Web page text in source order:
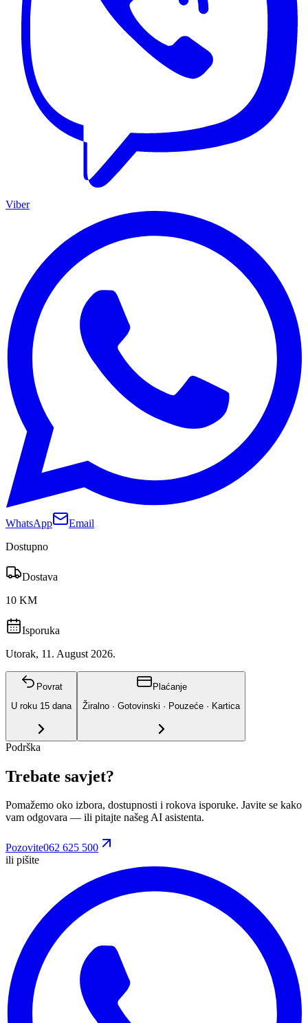
Viber
WhatsApp
Email
Dostupno
Dostava
10 KM
Isporuka
Utorak, 11. August 2026.
Povrat
U roku 15 dana
Plaćanje
Žiralno · Gotovinski · Pouzeće · Kartica
Podrška
Trebate savjet?
Pomažemo oko izbora, dostupnosti i rokova isporuke. Javite se kako
vam odgovara — ili pitajte našeg AI asistenta.
Pozovite062 625 500
ili pišite